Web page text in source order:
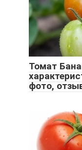
Томат
фото,